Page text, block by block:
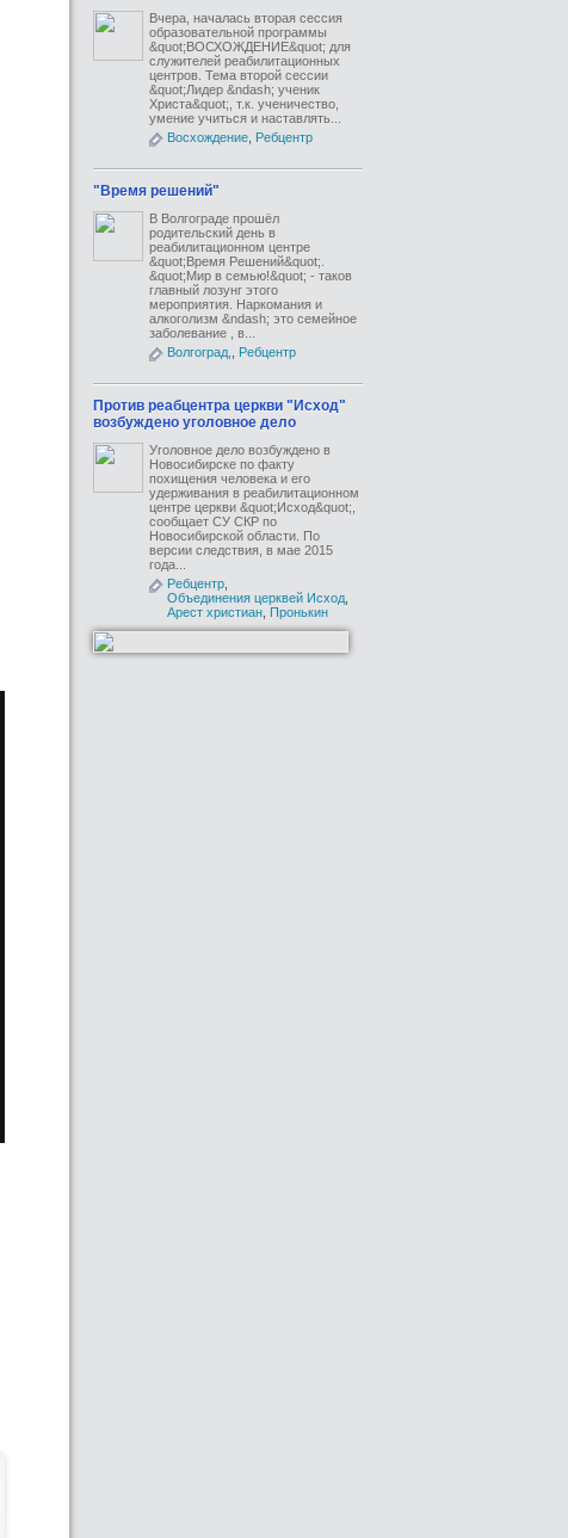
Вчера, началась вторая сессия
образовательной программы
&quot;ВОСХОЖДЕНИЕ&quot; для
служителей реабилитационных
центров. Тема второй сессии
&quot;Лидер &ndash; ученик
Христа&quot;, т.к. ученичество,
умение учиться и наставлять...
Восхождение Ребцентр
"Время решений"
В Волгограде прошёл
родительский день в
реабилитационном центре
&quot;Время Решений&quot;.
&quot;Мир в семью!&quot; - таков
главный лозунг этого
мероприятия. Наркомания и
алкоголизм &ndash; это семейное
заболевание , в...
Волгоград,
Ребцентр
Против реабцентра церкви "Исход"
возбуждено уголовное дело
Уголовное дело возбуждено в
Новосибирске по факту
похищения человека и его
удерживания в реабилитационном
центре церкви &quot;Исход&quot;,
сообщает СУ СКР по
Новосибирской области. По
версии следствия, в мае 2015
года...
Ребцентр
Объединения церквей Исход
Арест христиан Пронькин